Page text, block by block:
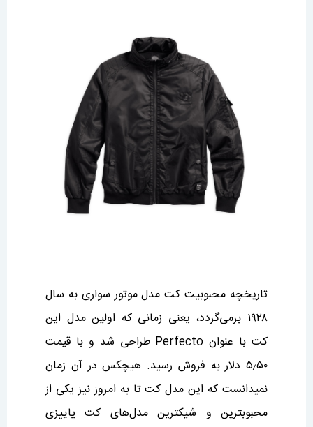
تاریخچه محبوبیت کت مدل موتور سواری به سال
۱۹۲۸ برمی‌گردد، یعنی زمانی که اولین مدل این
کت با عنوان Perfecto طراحی شد و با قیمت
۵٫۵۰ دلار به فروش رسید. هیچکس در آن زمان
نمیدانست که این مدل کت تا به امروز نیز یکی از
محبوبترین و شیکترین مدل‌های کت پاییزی